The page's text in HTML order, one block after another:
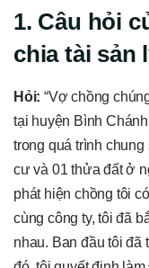
1. Câu hỏi
chia tài sản
Hỏi: “Vợ chồng
tại huyện Bình
trong quá trình
cư và 01 thửa đất ở
phát hiện chồng tôi
cùng công ty, tôi đã
nhau. Ban đầu tôi đã